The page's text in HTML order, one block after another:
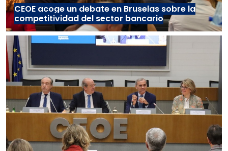
CEOE acoge un debate en Bruselas sobre la
competitividad del sector bancario